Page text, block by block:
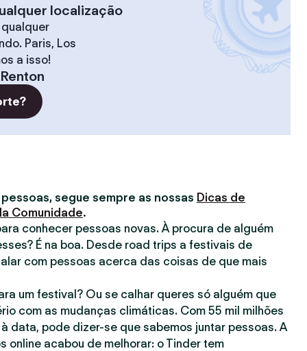
localização
Paris, Los
a isso!
Renton
segue sempre as nossas Dicas de
Comunidade.
conhecer pessoas novas. À procura de alguém
É na boa. Desde road trips a festivais de
com pessoas acerca das coisas de que mais
um festival? Ou se calhar queres só alguém que
com as mudanças climáticas. Com 55 mil milhões
data, pode dizer-se que sabemos juntar pessoas. A
online acabou de melhorar: o Tinder tem